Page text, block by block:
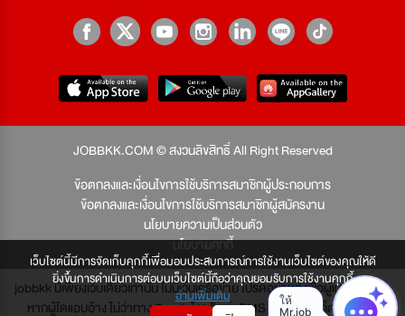
เว็บไซต์นี้มีการจัดเก็บคุกกี้เพื่อมอบประสบการณ์การใช้งานเว็บไซต์ของคุณให้ดี
ยิ่งขึ้นการดำเนินการต่อบนเว็บไซต์นี้ถือว่าคุณยอมรับการใช้งานคุกกี้
อ่านเพิ่มเติม
JOBBKK.COM © สงวนลิขสิทธิ์ All Right Reserved
ข้อตกลงและเงื่อนไขการใช้บริการสมาชิกผู้ประกอบการ
ข้อตกลงและเงื่อนไขการใช้บริการสมาชิกผู้สมัครงาน
นโยบายความเป็นส่วนตัว
นโยบายคุกกี้
jobbkk มีเพียงเว็บเดียวเท่านั้น ไม่มีเว็บเครือข่าย โปรดอย่าหลงเชื่อผู้แอบอ้าง และ
หากผู้ใดแอบอ้าง ไม่ว่าทาง Email, โทรศัพท์, SMS หรือทางใดก็ตาม จะถูก